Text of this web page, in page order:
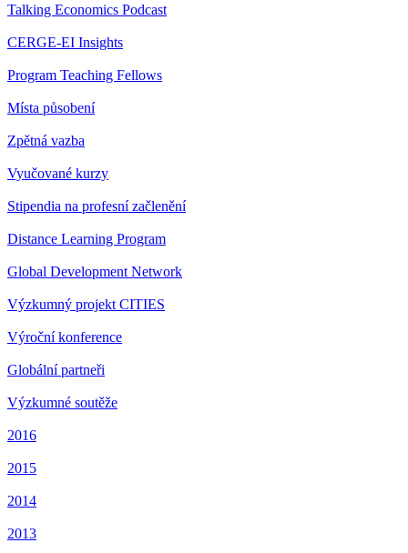
Talking Economics Podcast
CERGE-EI Insights
Program Teaching Fellows
Místa působení
Zpětná vazba
Vyučované kurzy
Stipendia na profesní začlenění
Distance Learning Program
Global Development Network
Výzkumný projekt CITIES
Výroční konference
Globální partneři
Výzkumné soutěže
2016
2015
2014
2013